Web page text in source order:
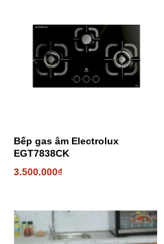
Bếp gas âm Electrolux
EGT7838CK
3.500.000₫